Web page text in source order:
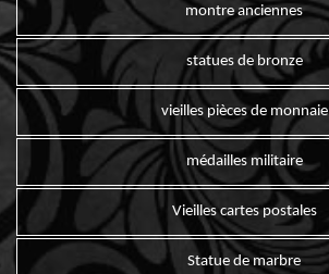
montre anciennes
statues de bronze
vieilles pièces de monnaie
médailles militaire
Vieilles cartes postales
Statue de marbre